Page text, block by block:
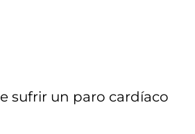
sufrir un paro cardíaco